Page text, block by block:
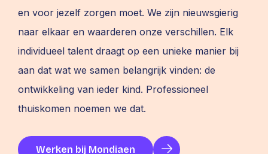
en voor jezelf zorgen moet. We zijn nieuwsgierig
naar elkaar en waarderen onze verschillen. Elk
individueel talent draagt op een unieke manier bij
aan dat wat we samen belangrijk vinden: de
ontwikkeling van ieder kind. Professioneel
thuiskomen noemen we dat.
Werken bij Mondiaen